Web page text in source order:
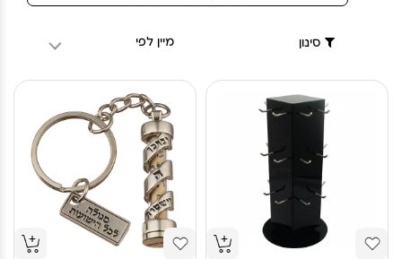
סינון מיין לפי